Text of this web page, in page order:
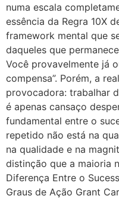
numa escala
essência da Regra 10X
framework mental que
daqueles que
Você provavelmente já
compensa”. Porém, a
provocadora: trabalhar
é apenas cansaço
fundamental entre o
repetido não está na
na qualidade e na
distinção que a maioria
Diferença Entre o
Graus de Ação Grant